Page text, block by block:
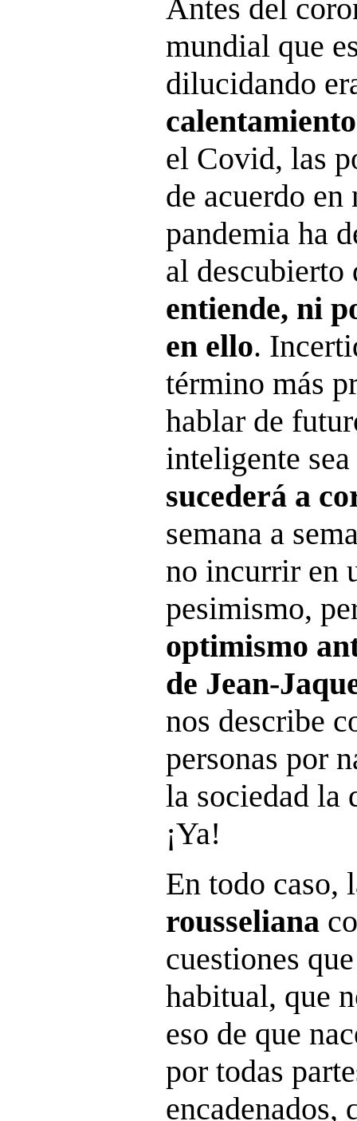
Antes del
mundial que
dilucidando
el Covid, las
de acuerdo en
pandemia ha
al
entiende, ni
en ello.
término más
hablar de
inteligente sea
sucederá a
semana a
no incurrir en
pesimismo,
optimismo
de Jean-
nos describe
personas por
la sociedad la
¡Ya!
En todo caso,
rousseliana
cuestiones
habitual, que
eso de que
por todas
encadenados,